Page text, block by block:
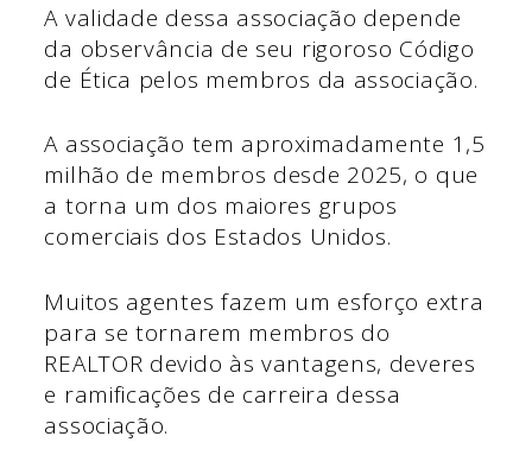
A validade dessa associação depende
da observância de seu rigoroso Código
de Ética pelos membros da associação.
A associação tem aproximadamente 1,5
milhão de membros desde 2025, o que
a torna um dos maiores grupos
comerciais dos Estados Unidos.
Muitos agentes fazem um esforço extra
para se tornarem membros do
REALTOR devido às vantagens, deveres
e ramificações de carreira dessa
associação.